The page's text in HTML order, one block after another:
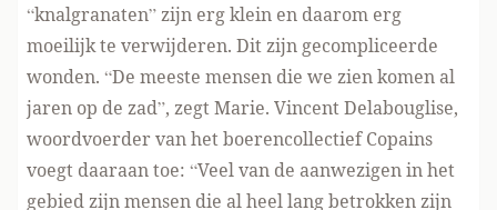
“knalgranaten” zijn erg klein en daarom erg
moeilijk te verwijderen. Dit zijn gecompliceerde
wonden. “De meeste mensen die we zien komen al
jaren op de zad”, zegt Marie. Vincent Delabouglise,
woordvoerder van het boerencollectief Copains
voegt daaraan toe: “Veel van de aanwezigen in het
gebied zijn mensen die al heel lang betrokken zijn